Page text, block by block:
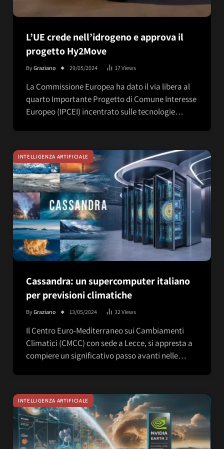
L’UE crede nell’idrogeno e approva il
progetto Hy2Move
ByGraziano 29/05/2024 17Views
La Commissione Europea ha dato il via libera al
quarto Importante Progetto di Comune Interesse
Europeo (IPCEI) incentrato sulle tecnologie…
INTELLIGENZA ARTIFICIALE
Cassandra: un supercomputer italiano
per previsioni climatiche
ByGraziano 13/05/2024 32Views
Il Centro Euro-Mediterraneo sui Cambiamenti
Climatici (CMCC) con sede a Lecce, si appresta a
compiere un significativo passo avanti nelle…
INTELLIGENZA ARTIFICIALE